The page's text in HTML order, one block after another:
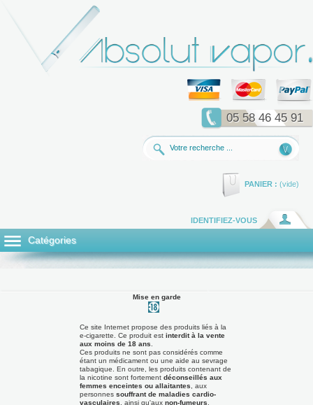
05 58 46 45 91
PANIER : (vide)
IDENTIFIEZ-VOUS
Catégories
Mise en garde
Ce site Internet propose des produits liés à la
e-cigarette. Ce produit est interdit à la vente
aux moins de 18 ans
Ces produits ne sont pas considérés comme
étant un médicament ou une aide au sevrage
tabagique. En outre, les produits contenant de
la nicotine sont fortement déconseillés aux
femmes enceintes ou allaitantes , aux
personnes souffrant de maladies cardio-
vasculaires , ainsi qu'aux non-fumeurs